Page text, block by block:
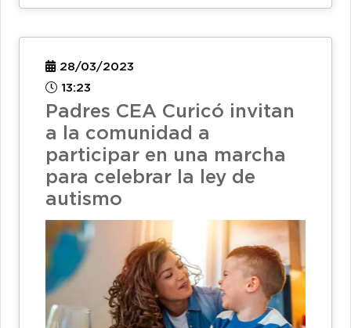
28/03/2023
13:23
Padres CEA Curicó invitan
a la comunidad a
participar en una marcha
para celebrar la ley de
autismo